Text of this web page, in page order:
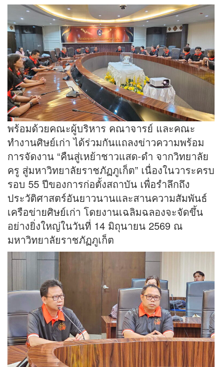
พร้อมด้วยคณะผู้บริหาร คณาจารย์ และคณะ
ทำงานศิษย์เก่า ได้ร่วมกันแถลงข่าวความพร้อม
การจัดงาน “คืนสู่เหย้าชาวแสด-ดำ จากวิทยาลัย
ครู สู่มหาวิทยาลัยราชภัฏภูเก็ต” เนื่องในวาระครบ
รอบ 55 ปีของการก่อตั้งสถาบัน เพื่อรำลึกถึง
ประวัติศาสตร์อันยาวนานและสานความสัมพันธ์
เครือข่ายศิษย์เก่า โดยงานเฉลิมฉลองจะจัดขึ้น
อย่างยิ่งใหญ่ในวันที่ 14 มิถุนายน 2569 ณ
มหาวิทยาลัยราชภัฏภูเก็ต